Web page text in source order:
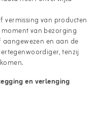
vermissing van producten
van bezorging
en aan de
tenzij
en verlenging